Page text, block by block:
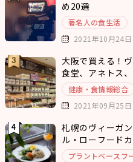
め20選
著名人の食生活
2021年10月24日
大阪で買える！
食堂、アネトス、
健康・食情報総合
2021年09月25日
札幌のヴィーガ
ル・ローフード
プラントベースフ